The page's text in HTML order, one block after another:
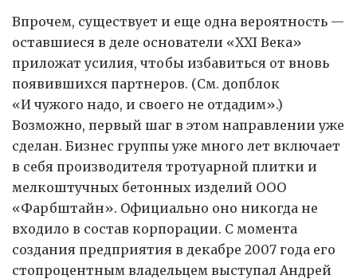
Впрочем, существует и еще одна вероятность —
оставшиеся в деле основатели «XXI Века»
приложат усилия, чтобы избавиться от вновь
появившихся партнеров. (См. допблок
«И чужого надо, и своего не отдадим».)
Возможно, первый шаг в этом направлении уже
сделан. Бизнес группы уже много лет включает
в себя производителя тротуарной плитки и
мелкоштучных бетонных изделий ООО
«Фарбштайн». Официально оно никогда не
входило в состав корпорации. С момента
создания предприятия в декабре 2007 года его
стопроцентным владельцем выступал Андрей